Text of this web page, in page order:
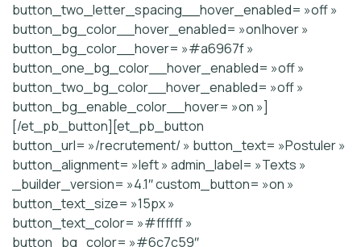
button_two_letter_spacing__hover_enabled= »off »
button_bg_color__hover_enabled= »on|hover »
button_bg_color__hover= »#a6967f »
button_one_bg_color__hover_enabled= »off »
button_two_bg_color__hover_enabled= »off »
button_bg_enable_color__hover= »on »]
[/et_pb_button][et_pb_button
button_url= »/recrutement/ » button_text= »Postuler »
button_alignment= »left » admin_label= »Texts »
_builder_version= »4.1″ custom_button= »on »
button_text_size= »15px »
button_text_color= »#ffffff »
button_bg_color= »#6c7c59″